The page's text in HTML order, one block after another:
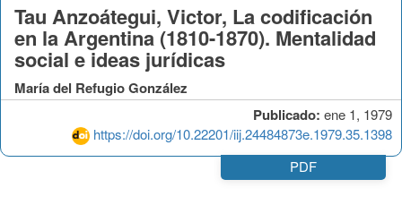
Publicado: ene 1, 1979
https://doi.org/10.22201/iij.24484873e.1979.35.1398
Tau Anzoátegui, Victor, La codificación
en la Argentina (1810-1870). Mentalidad
social e ideas jurídicas
María del Refugio González
PDF